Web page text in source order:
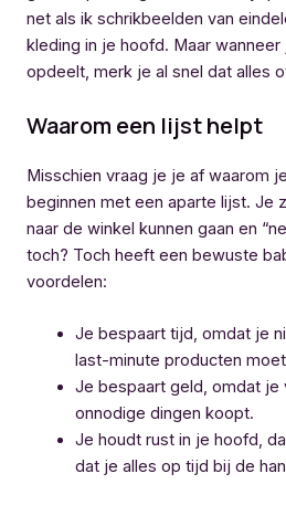
net als ik schrikbeelden van
kleding in je hoofd. Maar
opdeelt, merk je al snel dat alles
Waarom een lijst helpt
Misschien vraag je je af waarom
beginnen met een aparte lijst. Je
naar de winkel kunnen gaan en
toch? Toch heeft een bewuste
voordelen:
Je bespaart tijd, omdat je
last-minute producten
Je bespaart geld, omdat je
onnodige dingen koopt.
Je houdt rust in je hoofd,
dat je alles op tijd bij de